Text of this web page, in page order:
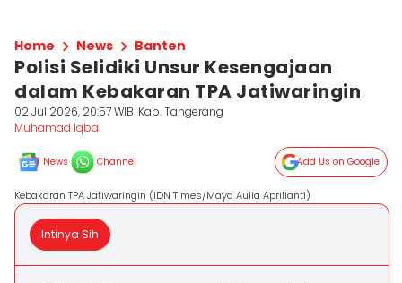
Home News Banten
Polisi Selidiki Unsur Kesengajaan
dalam Kebakaran TPA Jatiwaringin
02 Jul 2026, 20:57 WIB Kab. Tangerang
Muhamad Iqbal
News Channel Add Us on Google
Kebakaran TPA Jatiwaringin (IDN Times/Maya Aulia Aprilianti)
Intinya Sih